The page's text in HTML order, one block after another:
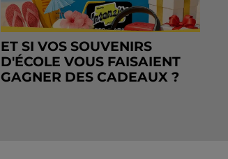
ET SI VOS SOUVENIRS
D'ÉCOLE VOUS FAISAIENT
GAGNER DES CADEAUX ?